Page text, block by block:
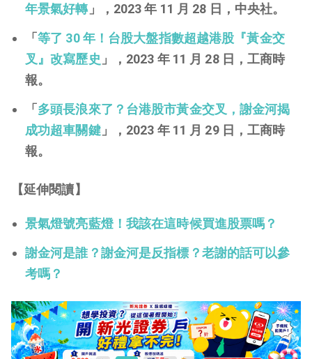
年景氣好轉」，2023 年 11 月 28 日，中央社。
「等了 30 年！台股大盤指數超越港股『黃金交
叉』改寫歷史 」，2023 年 11 月 28 日，工商時
報。
「 多頭長浪來了？台港股市黃金交叉，謝金河揭
成功超車關鍵」，2023 年 11 月 29 日，工商時
報。
【延伸閱讀】
景氣燈號亮藍燈！我該在這時候買進股票嗎？
謝金河是誰？謝金河是反指標？老謝的話可以參
考嗎？